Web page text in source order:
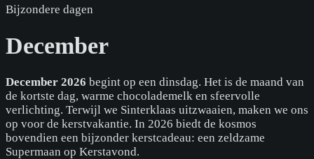
Bijzondere dagen
December
December 2026 begint op een dinsdag. Het is de maand van
de kortste dag, warme chocolademelk en sfeervolle
verlichting. Terwijl we Sinterklaas uitzwaaien, maken we ons
op voor de kerstvakantie. In 2026 biedt de kosmos
bovendien een bijzonder kerstcadeau: een zeldzame
Supermaan op Kerstavond.